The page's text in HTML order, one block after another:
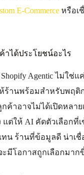
E-Commerce หรือเ
าได้ประโยชน์อะไร
Agentic ไม่ใช่
ร้านพร้อมสำหรับพฤติ
ค้าอาจไม่ได้เปิดหลาย
แต่ให้ AI คัดตัวเลือกที่
ทน ร้านที่ข้อมูลดี น่าเชื่
มีโอกาสถูกเลือกมาก